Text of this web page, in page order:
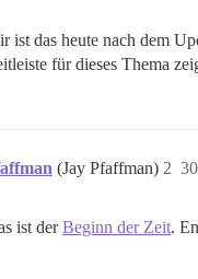
ist das heute nach dem
für dieses Thema
(Jay Pfaffman) 2
ist derBeginn der Zeit.